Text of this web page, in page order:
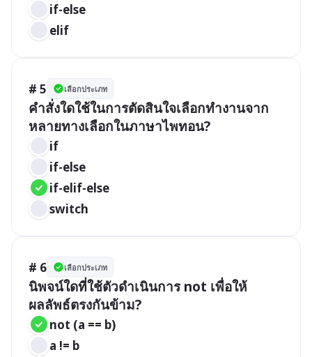
if-else
elif
# 5 เลือกประเภท
คำสั่งใดใช้ในการตัดสินใจเลือกทำงานจาก
หลายทางเลือกในภาษาไพทอน?
if
if-else
if-elif-else
switch
# 6 เลือกประเภท
นิพจน์ใดที่ใช้ตัวดำเนินการ not เพื่อให้
ผลลัพธ์ตรงกันข้าม?
not (a == b)
a != b